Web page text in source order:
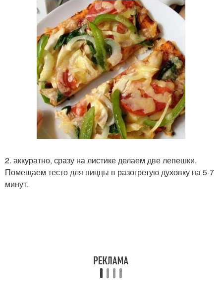
2. аккуратно, сразу на листике делаем две лепешки.
Помещаем тесто для пиццы в разогретую духовку на 5-7
минут.